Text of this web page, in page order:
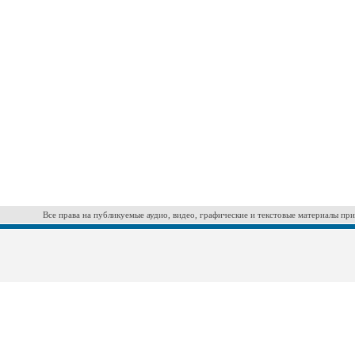
Все права на публикуемые аудио, видео, графические и текстовые материалы